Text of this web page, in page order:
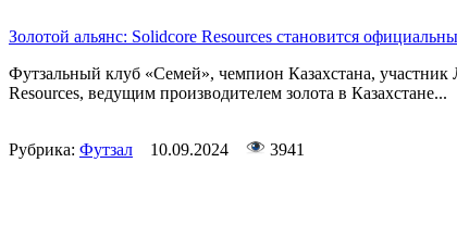
Золотой альянс: Solidcore Resources становится
Футзальный клуб «Семей», чемпион Казахстана,
Resources, ведущим производителем золота в Казахстане...
Рубрика: Футзал 10.09.2024 3941